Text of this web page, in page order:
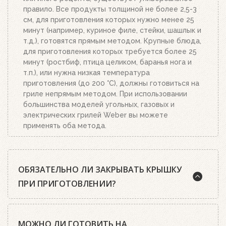
правило. Все продукты толщиной не более 2,5-3
см, для приготовления которых нужно менее 25
минут (например, куриное филе, стейки, шашлык и
т.д.), готовятся прямым методом. Крупные блюда,
для приготовления которых требуется более 25
минут (ростбиф, птица целиком, баранья нога и
т.п.), или нужна низкая температура
приготовления (до 200 °C), должны готовиться на
гриле непрямым методом. При использовании
большинства моделей угольных, газовых и
электрических грилей Weber вы можете
применять оба метода.
ОБЯЗАТЕЛЬНО ЛИ ЗАКРЫВАТЬ КРЫШКУ
ПРИ ПРИГОТОВЛЕНИИ?